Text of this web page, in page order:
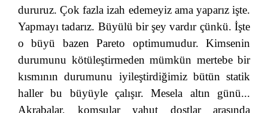
dururuz. Çok fazla izah edemeyiz ama yaparız işte.
Yapmayı tadarız. Büyülü bir şey vardır çünkü. İşte
o büyü bazen Pareto optimumudur. Kimsenin
durumunu kötüleştirmeden mümkün mertebe bir
kısmının durumunu iyileştirdiğimiz bütün statik
haller bu büyüyle çalışır. Mesela altın günü...
Akrabalar, komşular yahut dostlar arasında